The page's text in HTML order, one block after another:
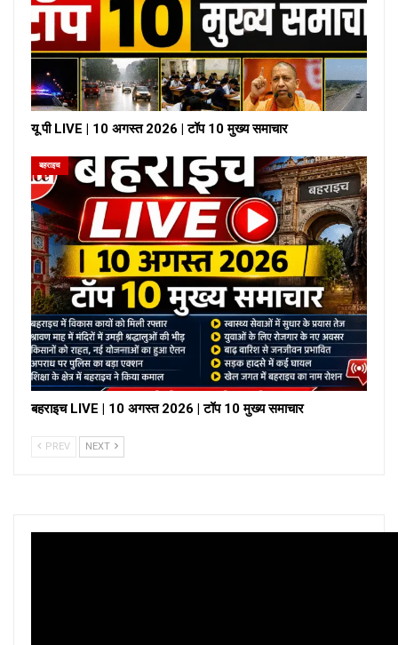
यू पी LIVE | 10 अगस्त 2026 | टॉप 10 मुख्य समाचार
बहराइच
बहराइच LIVE | 10 अगस्त 2026 | टॉप 10 मुख्य समाचार
PREV NEXT